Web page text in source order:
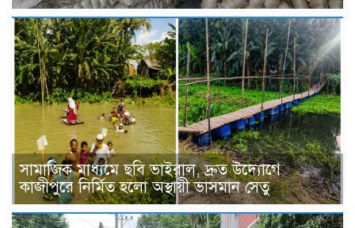
সামাজিক মাধ্যমে ছবি ভাইরাল, দ্রুত উদ্যোগে
কাজীপুরে নির্মিত হলো অস্থায়ী ভাসমান সেতু